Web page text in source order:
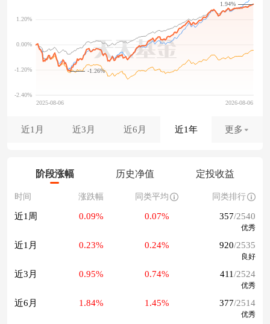
-1.26%
1.94%
近1月 近3月 近6月 近1年 更多
阶段涨幅 历史净值 定投收益
时间 涨跌幅 同类平均 同类排行
近1周 0.09% 0.07% 357/2540
优秀
近1月 0.23% 0.24% 920/2535
良好
近3月 0.95% 0.74% 411/2524
优秀
近6月 1.84% 1.45% 377/2514
优秀